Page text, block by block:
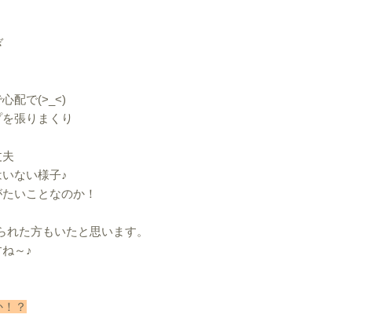
配で(>_<)
張りまくり
ない様子♪
いことなのか！
た方もいたと思います。
～♪
？